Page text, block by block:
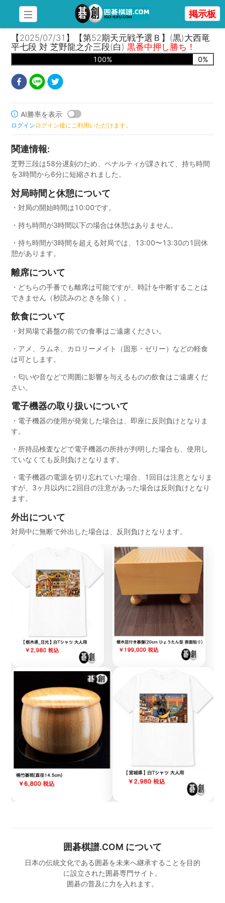
掲示板
【2025/07/31】【第52期天元戦予選Ｂ】(黒)大西竜
平七段 対 芝野龍之介三段(白)黒番中押し勝ち！
100% 0%
AI勝率を表示
ログイン ログイン後にご利用いただけます。
関連情報:
芝野三段は58分遅刻のため、ペナルティが課されて、持ち時間
を3時間から6分に短縮されました。
対局時間と休憩について
・対局の開始時間は10:00です。
・持ち時間が3時間以下の場合は休憩はありません。
・持ち時間が3時間を超える対局では、13:00〜13:30の1回休
憩があります。
離席について
・どちらの手番でも離席は可能ですが、時計を中断することは
できません（秒読みのときを除く）。
飲食について
・対局場で碁盤の前での食事はご遠慮ください。
・アメ、ラムネ、カロリーメイト（固形・ゼリー）などの軽食
は可とします。
・匂いや音などで周囲に影響を与えるものの飲食はご遠慮くだ
さい。
電子機器の取り扱いについて
・電子機器の使用が発覚した場合は、即座に反則負けとなりま
す。
・所持品検査などで電子機器の所持が判明した場合も、使用し
ていなくても反則負けとなります。
・電子機器の電源を切り忘れていた場合、1回目は注意となりま
すが、3ヶ月以内に2回目の注意があった場合は反則負けとなり
ます。
外出について
対局中に無断で外出した場合は、反則負けとなります。
囲碁棋譜.COM について
日本の伝統文化である囲碁を未来へ継承することを目的
に設立された囲碁専門サイト。
囲碁の普及に力を入れます。